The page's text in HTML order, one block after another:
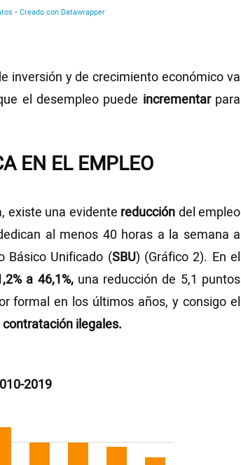
inversión y de crecimiento económico va
el desempleo puede incrementarpara
EN EL EMPLEO
existe una evidente reducción del empleo
al menos 40 horas a la semana a
Básico Unificado (SBU) (Gráfico 2). En el
a 46,1%,una reducción de 5,1 puntos
formal en los últimos años, y consigo el
contratación ilegales.
2019